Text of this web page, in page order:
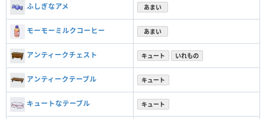
ふしぎなアメ あまい
モーモーミルクコーヒー あまい
アンティークチェスト キュート いれもの
アンティークテーブル キュート
キュートなテーブル キュート